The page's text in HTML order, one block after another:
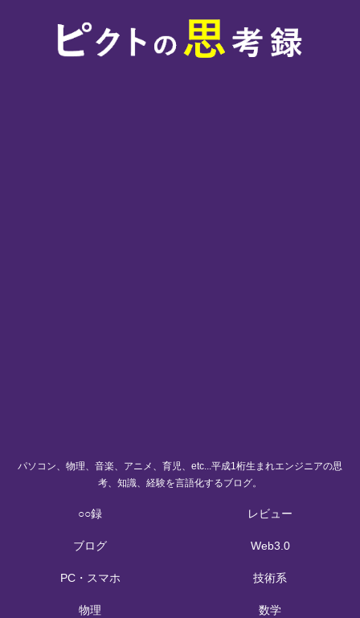
パソコン、物理、音楽、アニメ、育児、etc...平成1桁生まれエンジニアの思
考、知識、経験を言語化するブログ。
○○録 レビュー
ブログ Web3.0
PC・スマホ 技術系
物理 数学